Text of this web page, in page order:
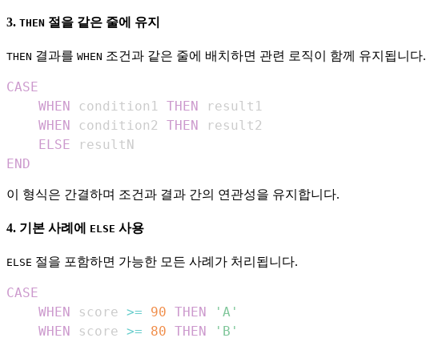
3. THEN 절을 같은 줄에 유지
THEN 결과를 WHEN 조건과 같은 줄에 배치하면 관련 로직이 함께 유지됩니다.
CASE
WHEN condition1 THEN
WHEN condition2 THEN
ELSE
END
이 형식은 간결하며 조건과 결과 간의 연관성을 유지합니다.
4. 기본 사례에 ELSE 사용
ELSE 절을 포함하면 가능한 모든 사례가 처리됩니다.
CASE
WHEN
score >= 90 THEN
'A'
WHEN
score >= 80 THEN
'B'